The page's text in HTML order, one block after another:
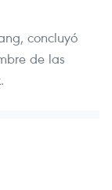
concluyó
de las